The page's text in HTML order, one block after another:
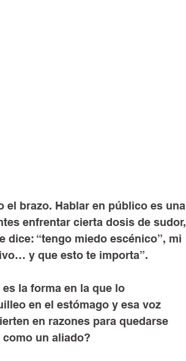
brazo. Hablar en público es una
enfrentar cierta dosis de sudor,
dice: “tengo miedo escénico”, mi
y que esto te importa”.
la forma en la que lo
en el estómago y esa voz
en razones para quedarse
un aliado?